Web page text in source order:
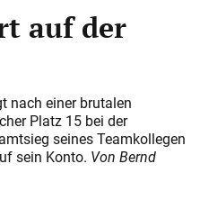
auf der
nach einer brutalen
Platz 15 bei der
seines Teamkollegen
sein Konto. Von Bernd